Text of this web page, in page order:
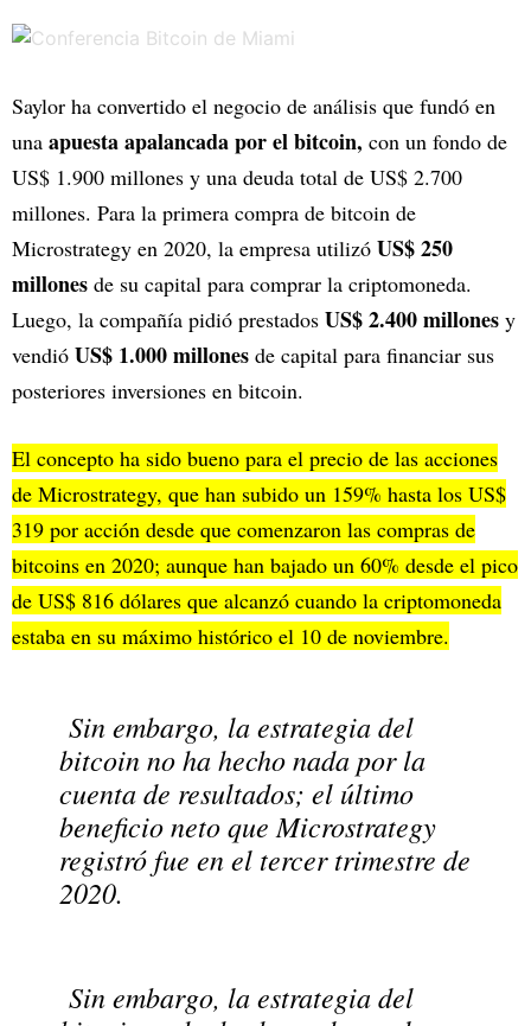
Saylor ha convertido el negocio de análisis que fundó en
una apuesta apalancada por el bitcoin, con un fondo de
US$ 1.900 millones y una deuda total de US$ 2.700
millones. Para la primera compra de bitcoin de
Microstrategy en 2020, la empresa utilizó US$ 250
millones de su capital para comprar la criptomoneda.
Luego, la compañía pidió prestados US$ 2.400 millones y
vendió US$ 1.000 millones de capital para financiar sus
posteriores inversiones en bitcoin.
El concepto ha sido bueno para el precio de las acciones
de Microstrategy, que han subido un 159% hasta los US$
319 por acción desde que comenzaron las compras de
bitcoins en 2020; aunque han bajado un 60% desde el pico
de US$ 816 dólares que alcanzó cuando la criptomoneda
estaba en su máximo histórico el 10 de noviembre.
Sin embargo, la estrategia del
bitcoin no ha hecho nada por la
cuenta de resultados; el último
beneficio neto que Microstrategy
registró fue en el tercer trimestre de
2020.
Sin embargo, la estrategia del